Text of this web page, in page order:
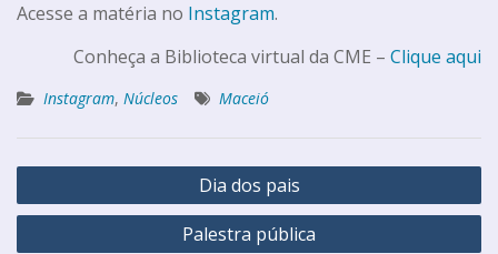
Acesse a matéria no Instagram.
Conheça a Biblioteca virtual da CME – Clique aqui
Instagram, Núcleos Maceió
Dia dos pais
Palestra pública